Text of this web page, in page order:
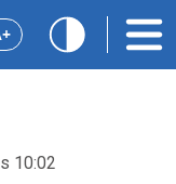
10:02